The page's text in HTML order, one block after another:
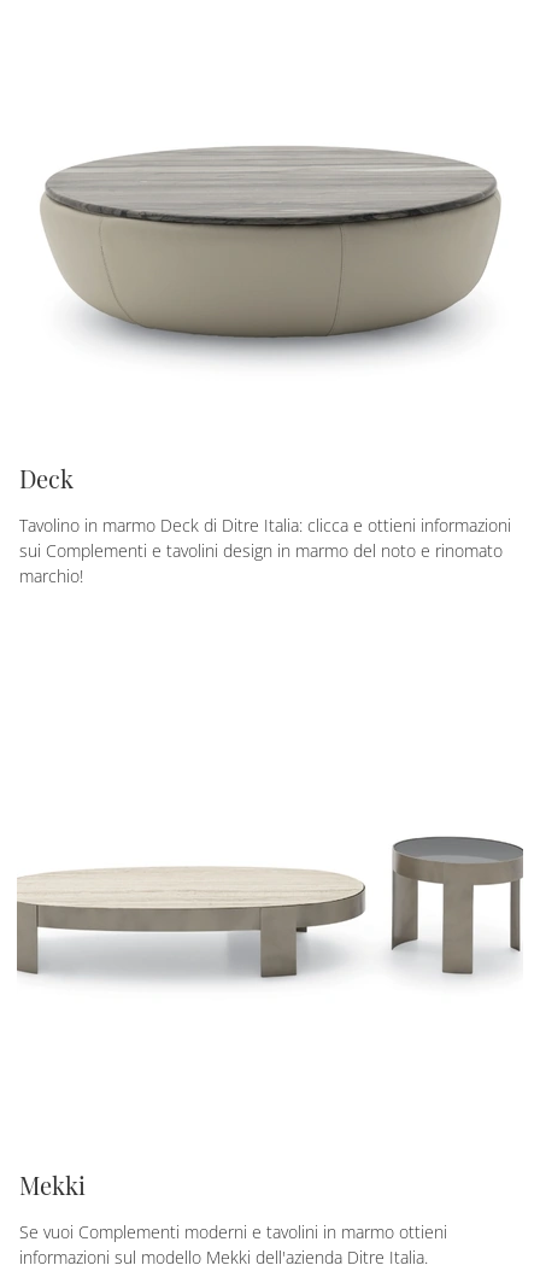
Deck
Tavolino in marmo Deck di Ditre Italia: clicca e ottieni informazioni
sui Complementi e tavolini design in marmo del noto e rinomato
marchio!
Mekki
Se vuoi Complementi moderni e tavolini in marmo ottieni
informazioni sul modello Mekki dell'azienda Ditre Italia.